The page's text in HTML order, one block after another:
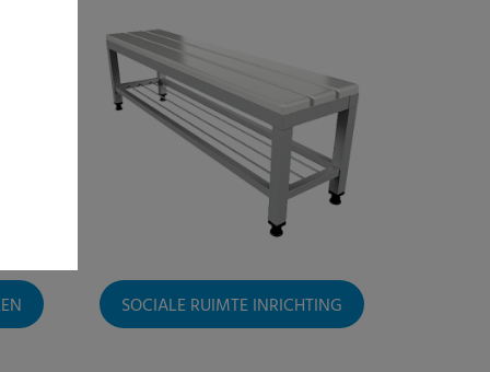
SOCIALE RUIMTE INRICHTING